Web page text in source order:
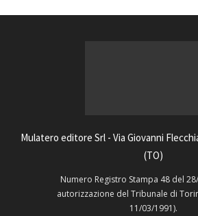
Mulatero editore Srl - Via Giovanni
(TO)
Numero Registro Stampa 48 del
autorizzazione del Tribunale di
11/03/1991).